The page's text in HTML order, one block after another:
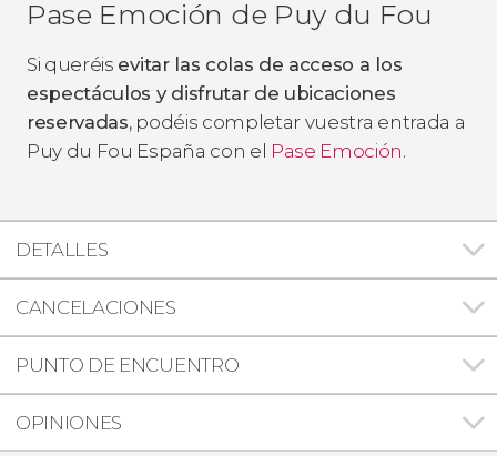
Pase Emoción de Puy du Fou
Si queréis evitar las colas de acceso a los
espectáculos y disfrutar de ubicaciones
reservadas, podéis completar vuestra entrada a
Puy du Fou España con el Pase Emoción.
DETALLES
CANCELACIONES
PUNTO DE ENCUENTRO
OPINIONES